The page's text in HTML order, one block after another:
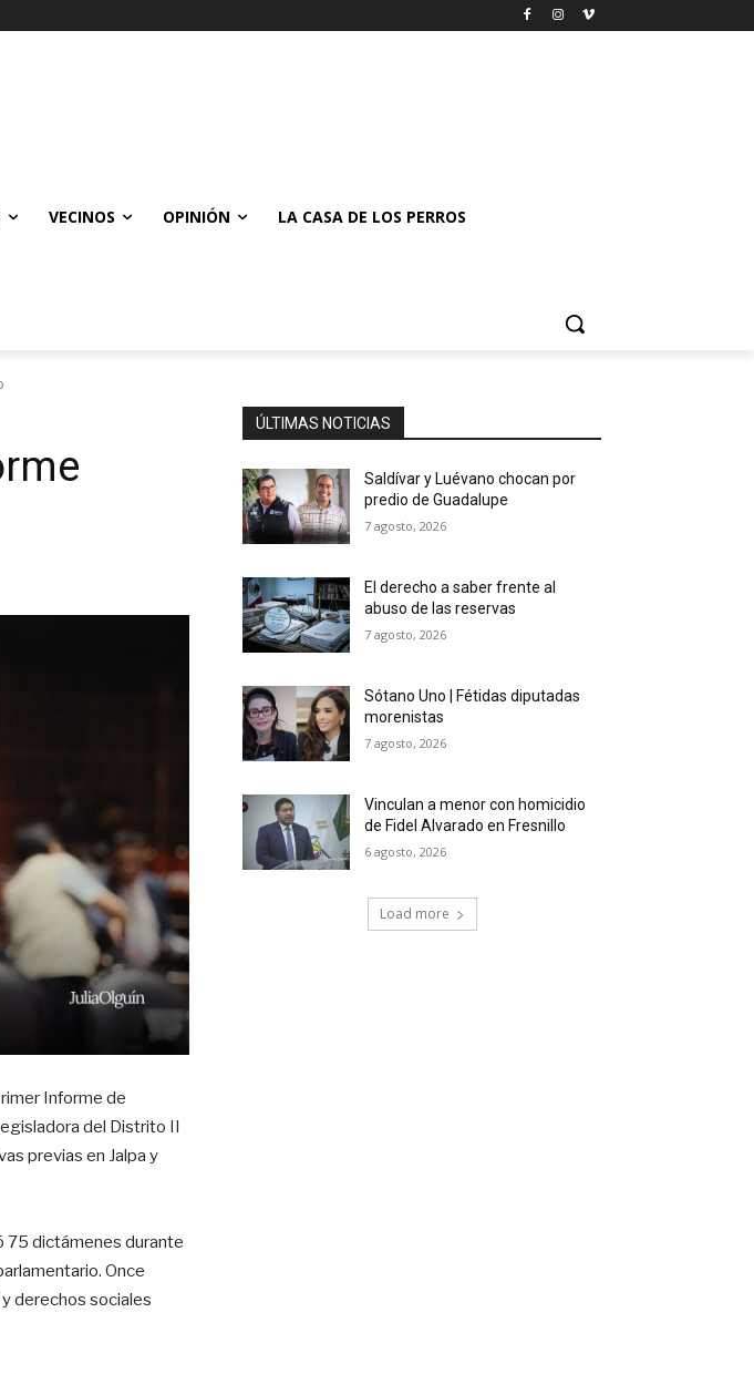
VECINOS OPINIÓN LA CASA DE LOS PERROS
Informe de
del Distrito II
previas en Jalpa y
75 dictámenes durante
Once
derechos sociales
ÚLTIMAS NOTICIAS
Saldívar y Luévano chocan por
predio de Guadalupe
7 agosto, 2026
El derecho a saber frente al
abuso de las reservas
7 agosto, 2026
Sótano Uno | Fétidas diputadas
morenistas
7 agosto, 2026
Vinculan a menor con homicidio
de Fidel Alvarado en Fresnillo
6 agosto, 2026
Load more